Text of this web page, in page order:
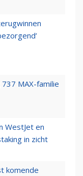
MAX-familie
WestJet en
in zicht
komende